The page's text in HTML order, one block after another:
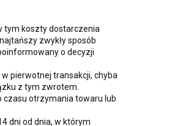
tym koszty dostarczenia
zwykły sposób
o decyzji
pierwotnej transakcji, chyba
z tym zwrotem.
czasu otrzymania towaru lub
dni od dnia, w którym